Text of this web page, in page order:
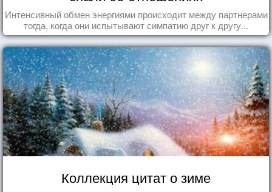
Интенсивный обмен энергиями происходит между партнерами
тогда, когда они испытывают симпатию друг к другу...
Коллекция цитат о зиме